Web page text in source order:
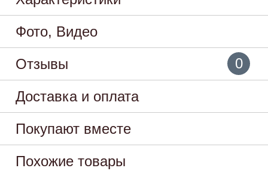
Фото, Видео
Отзывы
0
Доставка и оплата
Покупают вместе
Похожие товары